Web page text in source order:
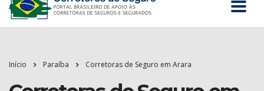
Início Paraíba Corretoras de Seguro em Arara